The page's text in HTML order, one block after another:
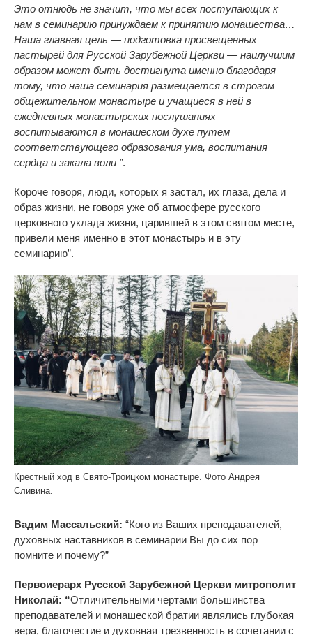
Это отнюдь не значит, что мы всех поступающих к
нам в семинарию принуждаем к принятию монашества…
Наша главная цель — подготовка просвещенных
пастырей для Русской Зарубежной Церкви — наилучшим
образом может быть достигнута именно благодаря
тому, что наша семинария размещается в строгом
общежительном монастыре и учащиеся в ней в
ежедневных монастырских послушаниях
воспитываются в монашеском духе путем
соответствующего образования ума, воспитания
сердца и закала воли ”.
Короче говоря, люди, которых я застал, их глаза, дела и
образ жизни, не говоря уже об атмосфере русского
церковного уклада жизни, царившей в этом святом месте,
привели меня именно в этот монастырь и в эту
семинарию”.
Крестный ход в Свято-Троицком монастыре. Фото Андрея
Сливина.
Вадим Массальский: “Кого из Ваших преподавателей,
духовных наставников в семинарии Вы до сих пор
помните и почему?”
Первоиерарх Русской Зарубежной Церкви митрополит
Николай: “Отличительными чертами большинства
преподавателей и монашеской братии являлись глубокая
вера, благочестие и духовная трезвенность в сочетании с